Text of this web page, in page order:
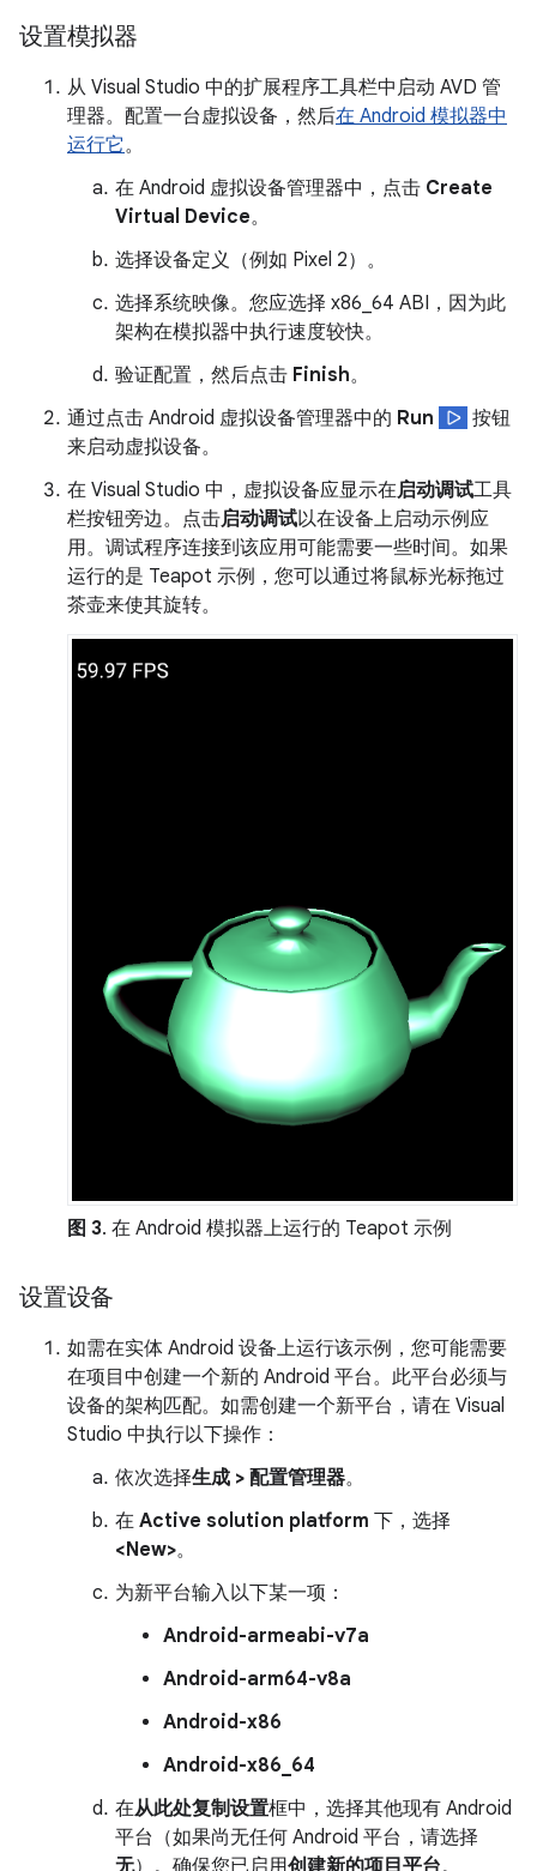
设置模拟器
从 Visual Studio 中的扩展程序工具栏中启动 AVD 管
理器。配置一台虚拟设备，然后在 Android 模拟器中
运行它。
在 Android 虚拟设备管理器中，点击 Create
Virtual Device。
选择设备定义（例如 Pixel 2）。
选择系统映像。您应选择 x86_64 ABI，因为此
架构在模拟器中执行速度较快。
验证配置，然后点击 Finish。
通过点击 Android 虚拟设备管理器中的 Run
按钮
来启动虚拟设备。
在 Visual Studio 中，虚拟设备应显示在启动调试工具
栏按钮旁边。点击启动调试以在设备上启动示例应
用。调试程序连接到该应用可能需要一些时间。如果
运行的是 Teapot 示例，您可以通过将鼠标光标拖过
茶壶来使其旋转。
图 3. 在 Android 模拟器上运行的 Teapot 示例
设置设备
如需在实体 Android 设备上运行该示例，您可能需要
在项目中创建一个新的 Android 平台。此平台必须与
设备的架构匹配。如需创建一个新平台，请在 Visual
Studio 中执行以下操作：
依次选择生成 > 配置管理器。
在 Active solution platform 下，选择
<New>。
为新平台输入以下某一项：
Android-armeabi-v7a
Android-arm64-v8a
Android-x86
Android-x86_64
在从此处复制设置框中，选择其他现有 Android
平台（如果尚无任何 Android 平台，请选择
无）。确保您已启用创建新的项目平台。